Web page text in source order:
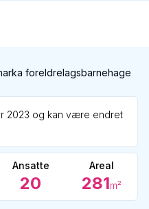
foreldrelagsbarnehage
2023 og kan være endret
Ansatte
20
Areal
281m²